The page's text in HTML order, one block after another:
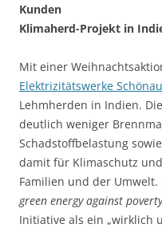
Kunden
Klimaherd-Projekt in
Mit einer
Elektrizitätswerke Schönau
Lehmherden in Indien.
deut­lich weniger
Schadstoffbelastung
damit für Klimaschutz
Familien und der Umwelt.
green energy against
Initia­tive als ein „wirklich